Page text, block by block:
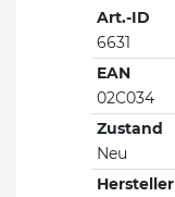
Art.-ID
6631
EAN
02C034
Zustand
Neu
Hersteller